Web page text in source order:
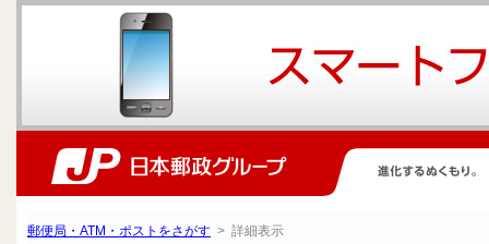
郵便局・ATM・ポストをさがす > 詳細表示